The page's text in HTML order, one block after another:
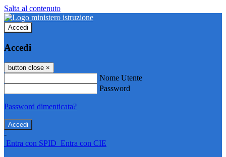
Salta al contenuto
Accedi
Accedi
button close ×
Nome Utente
Password
Password dimenticata?
-
Entra con SPID Entra con CIE